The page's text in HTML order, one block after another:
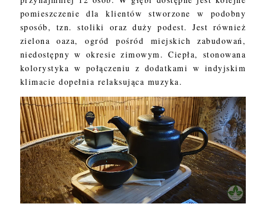
pomieszczenie dla klientów stworzone w podobny
sposób, tzn. stoliki oraz duży podest. Jest również
zielona oaza, ogród pośród miejskich zabudowań,
niedostępny w okresie zimowym. Ciepła, stonowana
kolorystyka w połączeniu z dodatkami w indyjskim
klimacie dopełnia relaksująca muzyka.